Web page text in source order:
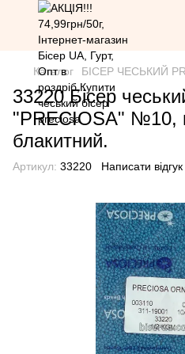
Каталог БІСЕР ЧЕСЬКИЙ
33220 Бісер
"PRECIOSA" №10,
блакитний.
Артикул: 33220 Написати відгук